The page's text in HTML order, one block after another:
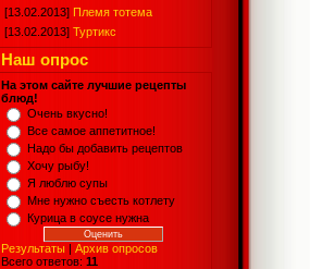
[13.02.2013] Племя тотема
[13.02.2013] Туртикс
Наш опрос
На этом сайте лучшие рецепты
блюд!
Очень вкусно!
Все самое аппетитное!
Надо бы добавить рецептов
Хочу рыбу!
Я люблю супы
Мне нужно съесть котлету
Курица в соусе нужна
Результаты | Архив опросов
Всего ответов: 11